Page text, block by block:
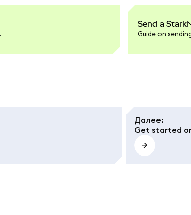
Send a
Guide on
Далее:
Get started